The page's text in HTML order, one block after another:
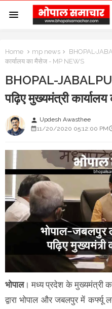
Home mp news
BHOPAL-
कार्यालय का मैसेज - MP NEWS
BHOPAL-
पढ़िए मुख्यमंत्री
person Updesh Awasthee
11/20/2020 05:12:00 PM
भोपाल। मध्य प्रदेश के मुख्यमंत्री
द्वारा भोपाल और जबलपुर में कर्फ्यू